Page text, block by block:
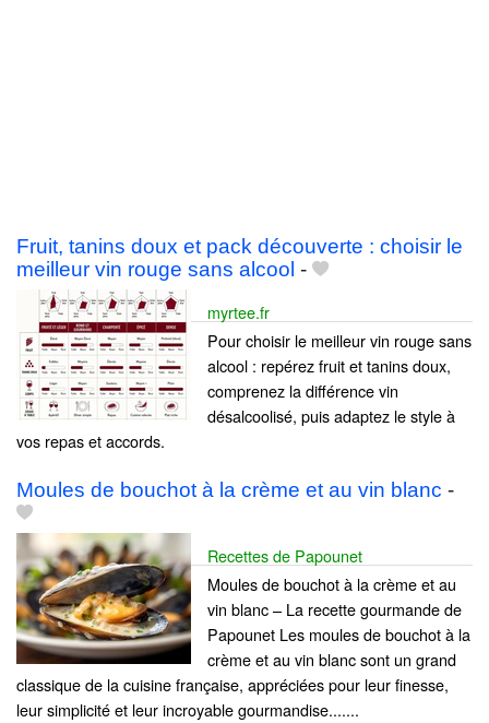
Fruit, tanins doux et pack découverte : choisir le
meilleur vin rouge sans alcool -
myrtee.fr
Pour choisir le meilleur vin rouge sans
alcool : repérez fruit et tanins doux,
comprenez la différence vin
désalcoolisé, puis adaptez le style à
vos repas et accords.
Moules de bouchot à la crème et au vin blanc -
Recettes de Papounet
Moules de bouchot à la crème et au
vin blanc – La recette gourmande de
Papounet Les moules de bouchot à la
crème et au vin blanc sont un grand
classique de la cuisine française, appréciées pour leur finesse,
leur simplicité et leur incroyable gourmandise.......